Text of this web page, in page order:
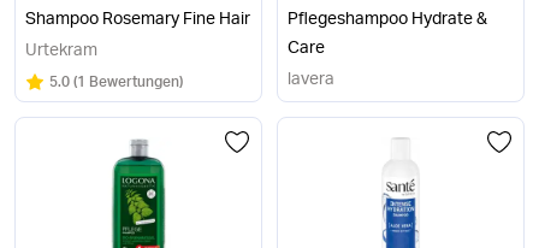
Shampoo Rosemary Fine Hair
Urtekram
Bewertung:
5.0/5
(1 Bewertungen)
Pflegeshampoo Hydrate &
Care
lavera